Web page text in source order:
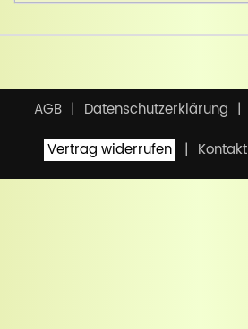
AGB Datenschutzerklärung
Vertrag widerrufen
Kontakt